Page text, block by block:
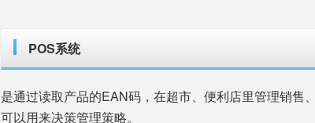
POS系统
是通过读取产品的EAN码，在超市、便利店里管理销售
可以用来决策管理策略。